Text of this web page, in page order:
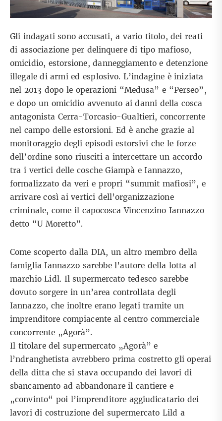
Gli indagati sono accusati, a vario titolo, dei reati
di associazione per delinquere di tipo mafioso,
omicidio, estorsione, danneggiamento e detenzione
illegale di armi ed esplosivo. L’indagine è iniziata
nel 2013 dopo le operazioni “Medusa” e “Perseo”,
e dopo un omicidio avvenuto ai danni della cosca
antagonista Cerra-Torcasio-Gualtieri, concorrente
nel campo delle estorsioni. Ed è anche grazie al
monitoraggio degli episodi estorsivi che le forze
dell’ordine sono riusciti a intercettare un accordo
tra i vertici delle cosche Giampà e Iannazzo,
formalizzato da veri e propri “summit mafiosi”, e
arrivare così ai vertici dell’organizzazione
criminale, come il capocosca Vincenzino Iannazzo
detto “U Moretto”.
Come scoperto dalla DIA, un altro membro della
famiglia Iannazzo sarebbe l’autore della lotta al
marchio Lidl. Il supermercato tedesco sarebbe
dovuto sorgere in un’area controllata degli
Iannazzo, che inoltre erano legati tramite un
imprenditore compiacente al centro commerciale
concorrente „Agorà”.
Il titolare del supermercato „Agorà” e
l’ndranghetista avrebbero prima costretto gli operai
della ditta che si stava occupando dei lavori di
sbancamento ad abbandonare il cantiere e
„convinto“ poi l’imprenditore aggiudicatario dei
lavori di costruzione del supermercato Lild a